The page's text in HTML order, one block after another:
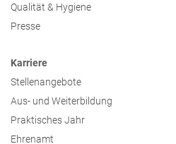
Qualität & Hygiene
Presse
Karriere
Stellenangebote
Aus- und Weiterbildung
Praktisches Jahr
Ehrenamt